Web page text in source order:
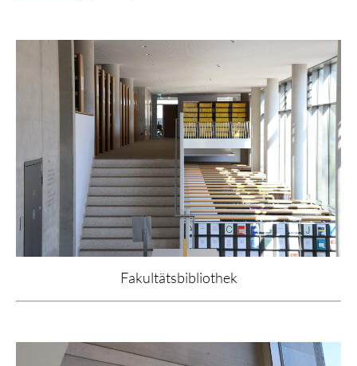
Fakultätsbibliothek